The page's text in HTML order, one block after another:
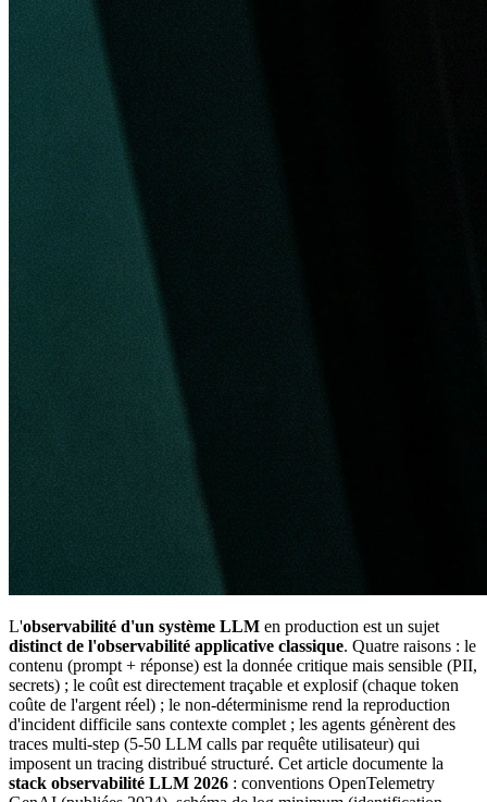
L'observabilité d'un système LLM en production est un sujet
distinct de l'observabilité applicative classique. Quatre raisons : le
contenu (prompt + réponse) est la donnée critique mais sensible (PII,
secrets) ; le coût est directement traçable et explosif (chaque token
coûte de l'argent réel) ; le non-déterminisme rend la reproduction
d'incident difficile sans contexte complet ; les agents génèrent des
traces multi-step (5-50 LLM calls par requête utilisateur) qui
imposent un tracing distribué structuré. Cet article documente la
stack observabilité LLM 2026 : conventions OpenTelemetry